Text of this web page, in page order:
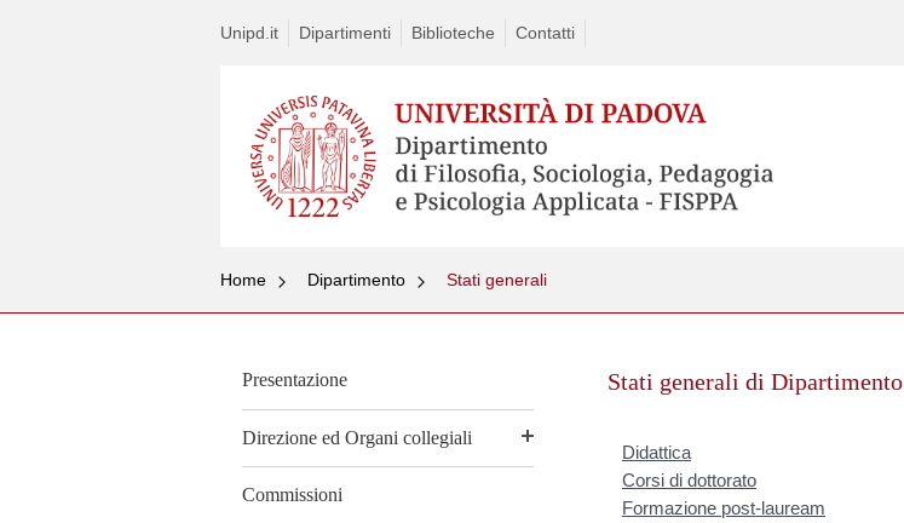
Unipd.it Dipartimenti Biblioteche Contatti
Home Dipartimento Stati generali
Presentazione
Direzione ed Organi collegiali
Commissioni
Stati generali di Dipartimento
Didattica
Corsi di dottorato
Formazione post-lauream